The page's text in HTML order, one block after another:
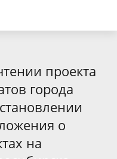
проекта
города
о
на